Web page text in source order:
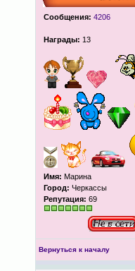
Сообщения: 4206
Награды: 13
Имя: Марина
Город: Черкассы
Репутация: 69
Вернуться к началу